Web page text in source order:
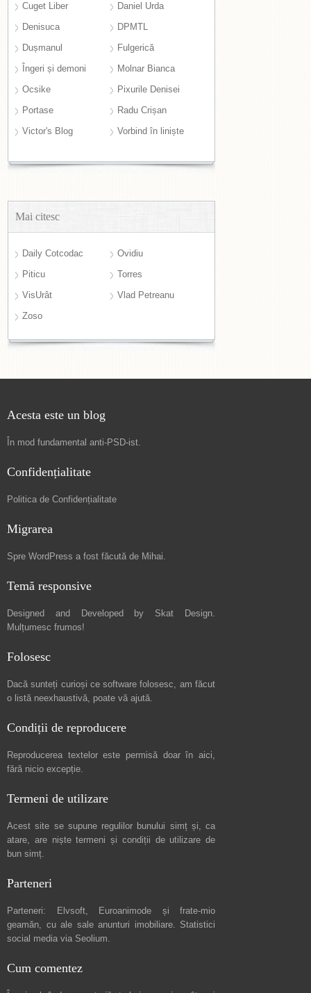
Cuget Liber
Daniel Urda
Denisuca
DPMTL
Dușmanul
Fulgerică
Îngeri și demoni
Molnar Bianca
Ocsike
Pixurile Denisei
Portase
Radu Crișan
Victor's Blog
Vorbind în liniște
Mai citesc
Daily Cotcodac
Ovidiu
Piticu
Torres
VisUrât
Vlad Petreanu
Zoso
Acesta este un blog
În mod fundamental anti-PSD-ist.
Confidențialitate
Politica de Confidențialitate
Migrarea
Spre WordPress a fost făcută de Mihai.
Temă responsive
Designed and Developed by Skat Design.
Mulțumesc frumos!
Folosesc
Dacă sunteți curioși ce software folosesc, am făcut
o listă neexhaustivă, poate vă ajută.
Condiții de reproducere
Reproducerea textelor este permisă doar în aici,
fără nicio excepție.
Termeni de utilizare
Acest site se supune regulilor bunului simț și, ca
atare, are niștetermeni și condiții de utilizare de
bun simț.
Parteneri
Parteneri: Elvsoft, Euroanimode și frate-mio
geamăn, cu ale sale anunturi imobiliare. Statistici
social media via Seolium.
Cum comentez